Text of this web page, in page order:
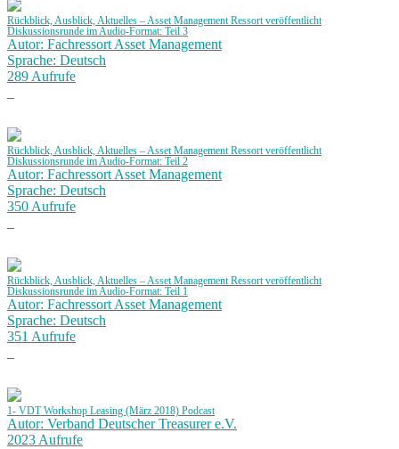
Rückblick, Ausblick, Aktuelles – Asset Management Ressort veröffentlicht
Diskussionsrunde im Audio-Format: Teil 3
Autor: Fachressort Asset Management
Sprache: Deutsch
289 Aufrufe
Rückblick, Ausblick, Aktuelles – Asset Management Ressort veröffentlicht
Diskussionsrunde im Audio-Format: Teil 2
Autor: Fachressort Asset Management
Sprache: Deutsch
350 Aufrufe
Rückblick, Ausblick, Aktuelles – Asset Management Ressort veröffentlicht
Diskussionsrunde im Audio-Format: Teil 1
Autor: Fachressort Asset Management
Sprache: Deutsch
351 Aufrufe
1- VDT Workshop Leasing (März 2018) Podcast
Autor: Verband Deutscher Treasurer e.V.
2023 Aufrufe